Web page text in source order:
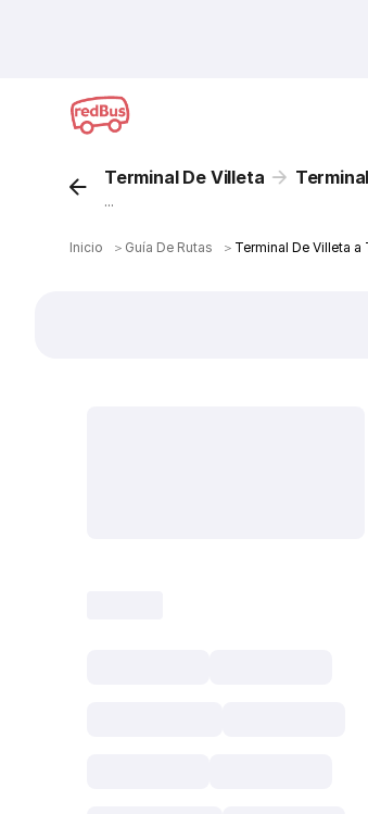
Terminal De Villeta
...
Inicio ＞ Guía De Rutas ＞ Terminal De Villeta a